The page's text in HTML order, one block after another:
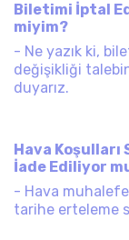
Biletimi İptal
miyim?
- Ne yazık ki,
değişikliği
duyarız.
Hava Koşulları
İade Ediliyor
- Hava
tarihe erteleme